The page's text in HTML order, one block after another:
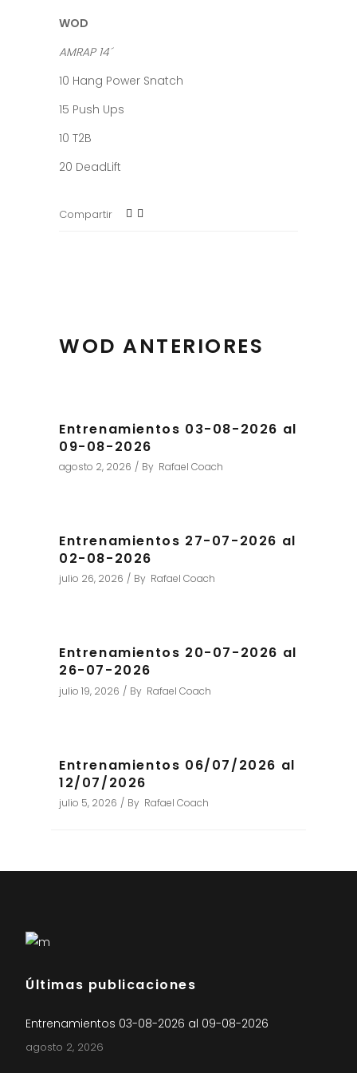
WOD
AMRAP 14´
10 Hang Power Snatch
15 Push Ups
10 T2B
20 DeadLift
Compartir
WOD ANTERIORES
Entrenamientos 03-08-2026 al
09-08-2026
agosto 2, 2026 By Rafael Coach
Entrenamientos 27-07-2026 al
02-08-2026
julio 26, 2026 By Rafael Coach
Entrenamientos 20-07-2026 al
26-07-2026
julio 19, 2026 By Rafael Coach
Entrenamientos 06/07/2026 al
12/07/2026
julio 5, 2026 By Rafael Coach
Últimas publicaciones
Entrenamientos 03-08-2026 al 09-08-2026
agosto 2, 2026